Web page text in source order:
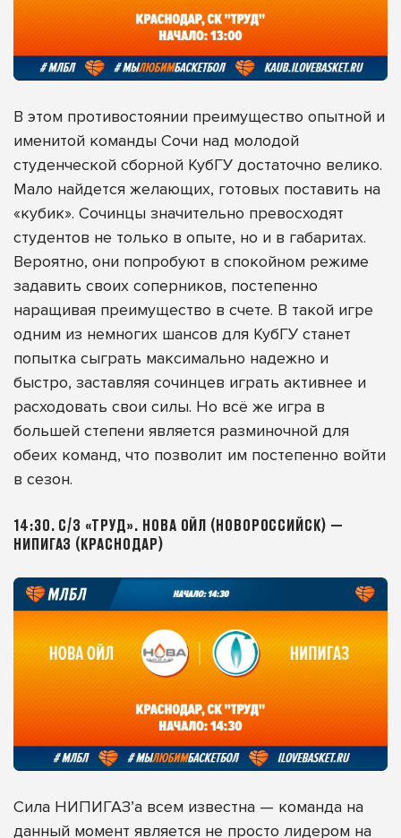
В этом противостоянии преимущество опытной и
именитой команды Сочи над молодой
студенческой сборной КубГУ достаточно велико.
Мало найдется желающих, готовых поставить на
«кубик». Сочинцы значительно превосходят
студентов не только в опыте, но и в габаритах.
Вероятно, они попробуют в спокойном режиме
задавить своих соперников, постепенно
наращивая преимущество в счете. В такой игре
одним из немногих шансов для КубГУ станет
попытка сыграть максимально надежно и
быстро, заставляя сочинцев играть активнее и
расходовать свои силы. Но всё же игра в
большей степени является разминочной для
обеих команд, что позволит им постепенно войти
в сезон.
14:30. С/З «ТРУД». НОВА ОЙЛ (НОВОРОССИЙСК) —
НИПИГАЗ (КРАСНОДАР)
Сила НИПИГАЗ’а всем известна — команда на
данный момент является не просто лидером на